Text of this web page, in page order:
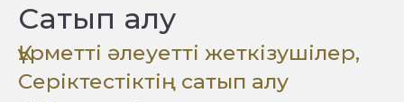
Сатып алу
Құрметті әлеуетті жеткізушілер,
Серіктестіктің сатып алу